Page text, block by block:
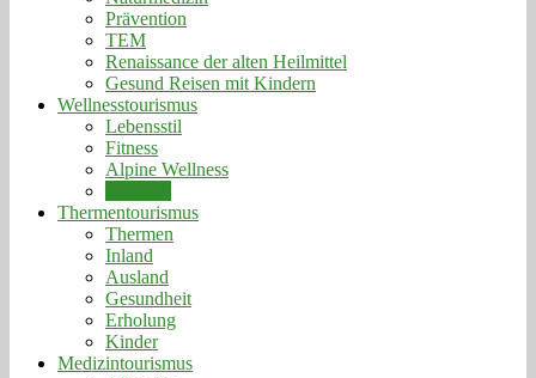
Prävention
TEM
Renaissance der alten Heilmittel
Gesund Reisen mit Kindern
Wellnesstourismus
Lebensstil
Fitness
Alpine Wellness
Thermentourismus
Thermen
Inland
Ausland
Gesundheit
Erholung
Kinder
Medizintourismus